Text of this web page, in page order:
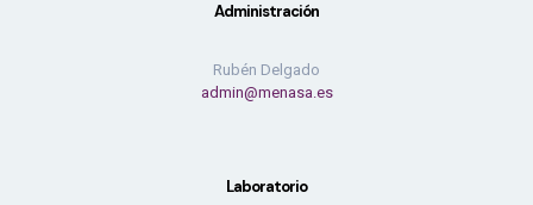
Administración
Rubén Delgado
admin@menasa.es
Laboratorio